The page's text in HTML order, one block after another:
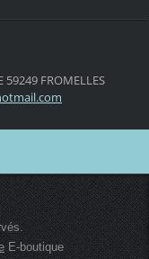
59249 FROMELLES
otmail.com
E-boutique